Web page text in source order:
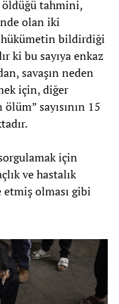
tahmini,
olan iki
hükümetin bildirdiği
ki bu sayıya enkaz
savaşın neden
için, diğer
sayısının 15
için
ve hastalık
olması gibi